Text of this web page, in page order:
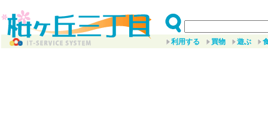
利用する 買物 遊ぶ